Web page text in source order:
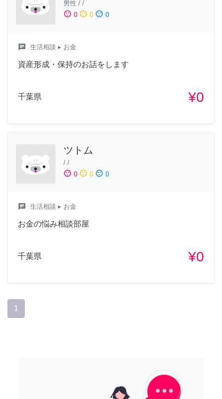
男性 / /
sentiment_satisfied 0 sentiment_neutral 0 sentiment_dissatisfied 0
chat 生活相談 ▸ お金
資産形成・保持のお話をします
千葉県 ¥0
ツトム
/ /
sentiment_satisfied 0 sentiment_neutral 0 sentiment_dissatisfied 0
chat 生活相談 ▸ お金
お金の悩み相談部屋
千葉県 ¥0
1